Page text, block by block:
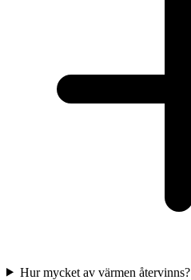
Hur mycket av värmen återvinns?